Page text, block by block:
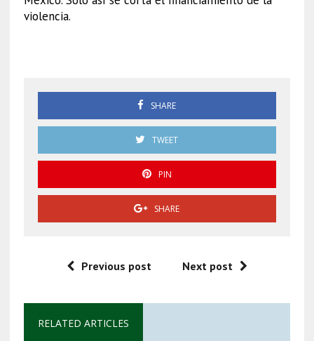
violencia.
SHARE
TWEET
PIN
SHARE
Previous post Next post
RELATED ARTICLES